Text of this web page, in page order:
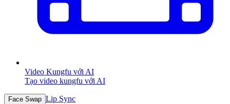
Video Kungfu với AI
Tạo video kungfu với AI
Face Swap Lip Sync